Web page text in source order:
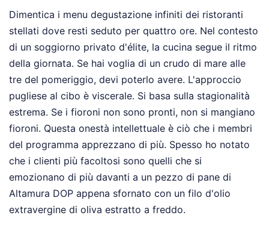
Dimentica i menu degustazione infiniti dei ristoranti
stellati dove resti seduto per quattro ore. Nel contesto
di un soggiorno privato d'élite, la cucina segue il ritmo
della giornata. Se hai voglia di un crudo di mare alle
tre del pomeriggio, devi poterlo avere. L'approccio
pugliese al cibo è viscerale. Si basa sulla stagionalità
estrema. Se i fioroni non sono pronti, non si mangiano
fioroni. Questa onestà intellettuale è ciò che i membri
del programma apprezzano di più. Spesso ho notato
che i clienti più facoltosi sono quelli che si
emozionano di più davanti a un pezzo di pane di
Altamura DOP appena sfornato con un filo d'olio
extravergine di oliva estratto a freddo.